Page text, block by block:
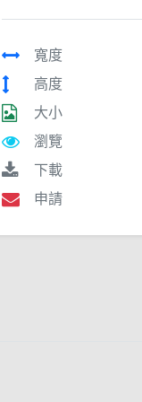
寬度
高度
大小
瀏覽
下載
申請